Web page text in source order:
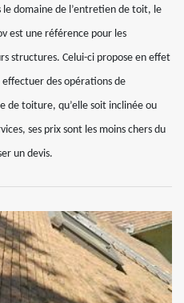
le domaine de l’entretien de toit, le
est une référence pour les
structures. Celui-ci propose en effet
des opérations de
de toiture, qu’elle soit inclinée ou
ses prix sont les moins chers du
un devis.